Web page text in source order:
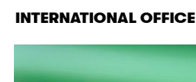
INTERNATIONAL OFFICE